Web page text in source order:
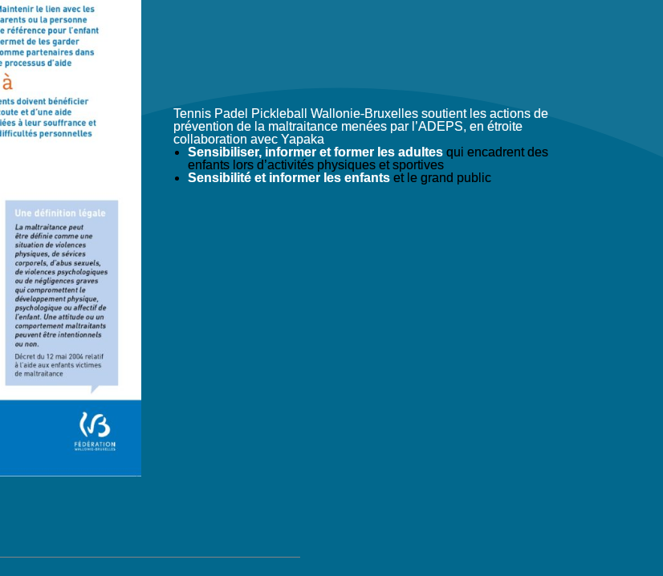
Tennis Padel Pickleball Wallonie-Bruxelles soutient les actions de
prévention de la maltraitance menées par l’ADEPS, en étroite
collaboration avec Yapaka
Sensibiliser, informer et former les adultes qui encadrent des
enfants lors d’activités physiques et sportives
Sensibilité et informer les enfants et le grand public